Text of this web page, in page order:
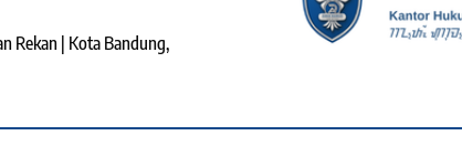
Rekan | Kota Bandung,